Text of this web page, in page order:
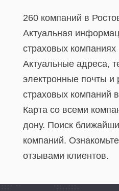
260 компаний в
Актуальная
страховых компаниях
Актуальные адреса,
электронные почты
страховых компаний
Карта со всеми
дону. Поиск
компаний.
отзывами клиентов.